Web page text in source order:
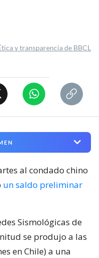
y transparencia de BBCL
al condado chino
un saldo preliminar
Sismológicas de
se produjo a las
en Chile) a una